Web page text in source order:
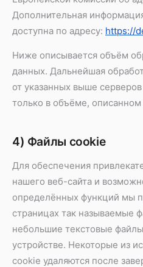
Дополнительная
доступна по адресу: https://
Ниже описывается объём
данных. Дальнейшая
от указанных выше
только в объёме, описанном
4) Файлы cookie
Для обеспечения
нашего веб-сайта и
определённых функций мы
страницах так называемые
небольшие текстовые
устройстве. Некоторые из
cookie удаляются после